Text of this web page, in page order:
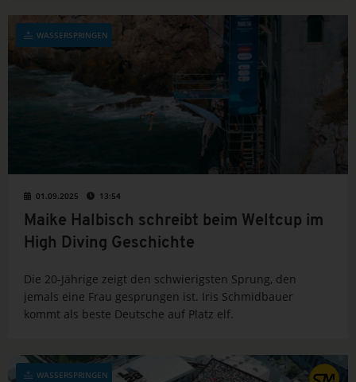
WASSERSPRINGEN
01.09.2025 13:54
Maike Halbisch schreibt beim Weltcup im
High Diving Geschichte
Die 20-Jährige zeigt den schwierigsten Sprung, den
jemals eine Frau gesprungen ist. Iris Schmidbauer
kommt als beste Deutsche auf Platz elf.
WASSERSPRINGEN